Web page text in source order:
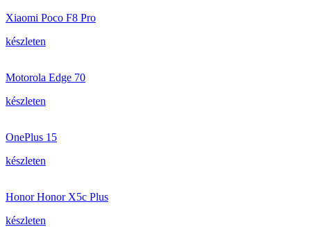
Xiaomi Poco F8 Pro
készleten
Motorola Edge 70
készleten
OnePlus 15
készleten
Honor Honor X5c Plus
készleten